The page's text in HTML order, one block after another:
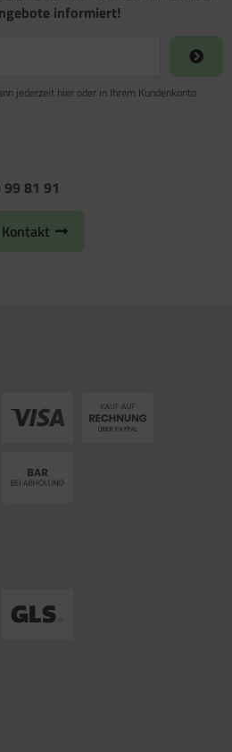
informiert!
jederzeit hier oder in Ihrem Kundenkonto
81 91
Kontakt